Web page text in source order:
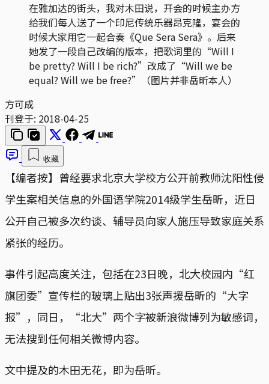
在雅加达的街头，我对木田说，开会的时候主办方
给我们每人送了一个印尼传统乐器昂克隆，宴会的
时候大家用它一起合奏《Que Sera Sera》。后来
她发了一段自己改编的版本，把歌词里的“Will I
be pretty? Will I be rich?”改成了“Will we be
equal? Will we be free?”（图片并非岳昕本人）
方可成
刊登于: 2018-04-25
收藏
【编者按】曾经要求北京大学校方公开前教师沈阳性侵
学生案相关信息的外国语学院2014级学生岳昕，近日
公开自己被多次约谈、辅导员向家人施压导致家庭关系
紧张的经历。
事件引起高度关注，包括在23日晚，北大校园内“红
旗团委”宣传栏的玻璃上贴出3张声援岳昕的“大字
报”，同日，“北大”两个字被新浪微博列为敏感词，
无法搜到任何相关微博内容。
文中提及的木田无花，即为岳昕。